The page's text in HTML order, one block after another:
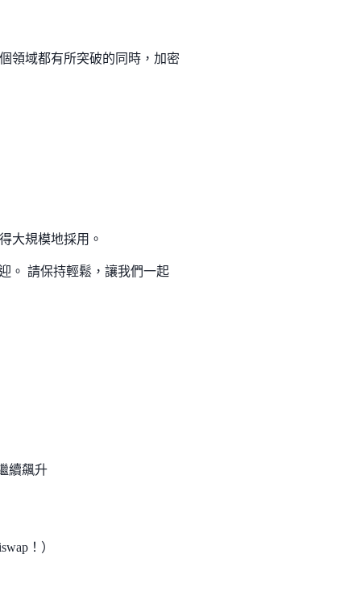
領域都有所突破的同時，加密
大規模地採用。
。 請保持輕鬆，讓我們一起
續飆升
！）